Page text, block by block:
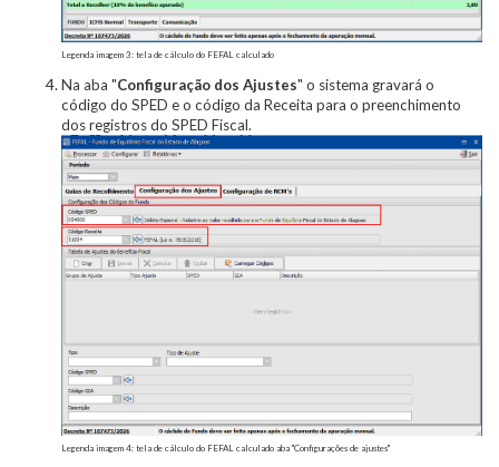
Legenda imagem 3: tela de cálculo do FEFAL calculado
Na aba "Configuração dos Ajustes" o sistema gravará o
código do SPED e o código da Receita para o preenchimento
dos registros do SPED Fiscal.
Legenda imagem 4: tela de cálculo do FEFAL calculado aba "Configurações de ajustes"